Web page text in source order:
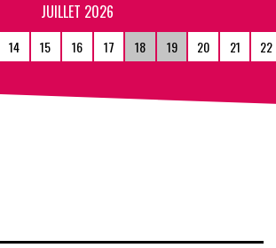
JUILLET 2026
14 15 16 17 18 19 20 21 22